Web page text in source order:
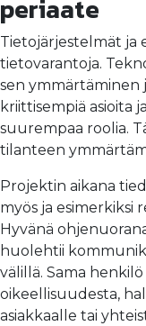
periaate
Tietojärjestelmät ja
tietovarantoja.
sen ymmärtäminen
kriittisempiä asioita
suurempaa roolia.
tilanteen
Projektin aikana
myös ja esimerkiksi
Hyvänä
huolehtii
välillä. Sama
oikeellisuudesta,
asiakkaalle tai